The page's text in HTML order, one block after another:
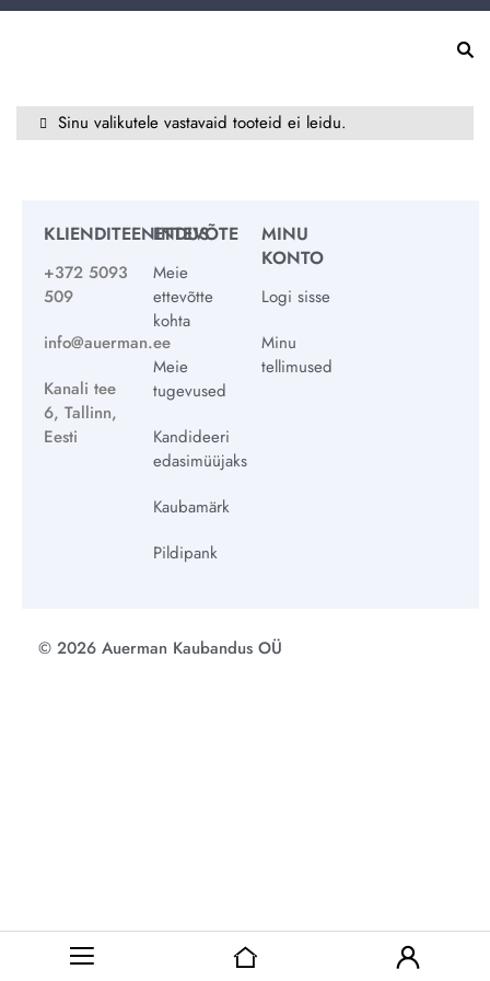
Sinu valikutele vastavaid tooteid ei leidu.
KLIENDITEENINDUS
+372 5093
509
info@auerman.ee
Kanali tee
6, Tallinn,
Eesti
ETTEVÕTE
Meie
ettevõtte
kohta
Meie
tugevused
Kandideeri
edasimüüjaks
Kaubamärk
Pildipank
MINU
KONTO
Logi sisse
Minu
tellimused
© 2026 Auerman Kaubandus OÜ